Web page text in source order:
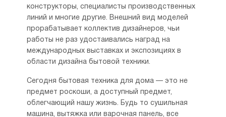
конструкторы, специалисты производственных
линий и многие другие. Внешний вид моделей
прорабатывает коллектив дизайнеров, чьи
работы не раз удостаивались наград на
международных выставках и экспозициях в
области дизайна бытовой техники.
Сегодня бытовая техника для дома — это не
предмет роскоши, а доступный предмет,
облегчающий нашу жизнь. Будь то сушильная
машина, вытяжка или варочная панель, все